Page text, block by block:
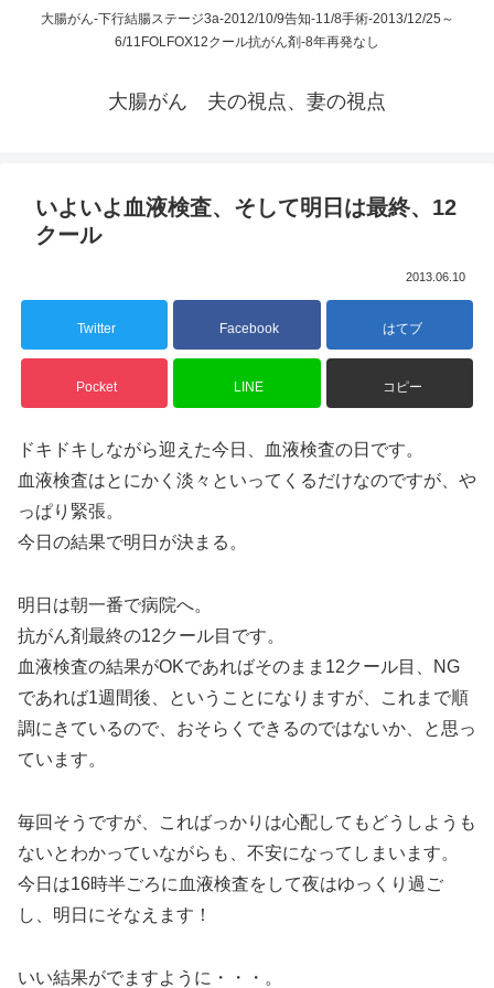
大腸がん-下行結腸ステージ3a-2012/10/9告知-11/8手術-2013/12/25～
6/11FOLFOX12クール抗がん剤-8年再発なし
大腸がん 夫の視点、妻の視点
いよいよ血液検査、そして明日は最終、12
クール
2013.06.10
Twitter Facebook はてブ
Pocket LINE コピー
ドキドキしながら迎えた今日、血液検査の日です。
血液検査はとにかく淡々といってくるだけなのですが、や
っぱり緊張。
今日の結果で明日が決まる。
明日は朝一番で病院へ。
抗がん剤最終の12クール目です。
血液検査の結果がOKであればそのまま12クール目、NG
であれば1週間後、ということになりますが、これまで順
調にきているので、おそらくできるのではないか、と思っ
ています。
毎回そうですが、こればっかりは心配してもどうしようも
ないとわかっていながらも、不安になってしまいます。
今日は16時半ごろに血液検査をして夜はゆっくり過ご
し、明日にそなえます！
いい結果がでますように・・・。